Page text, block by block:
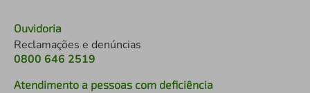
Ouvidoria
Reclamações e denúncias
0800 646 2519
Atendimento a pessoas com deficiência